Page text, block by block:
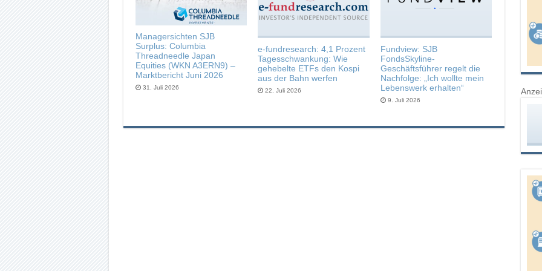
Managersichten SJB
Surplus: Columbia
Threadneedle Japan
Equities (WKN A3ERN9) –
Marktbericht Juni 2026
31. Juli 2026
e-fundresearch: 4,1 Prozent
Tagesschwankung: Wie
gehebelte ETFs den Kospi
aus der Bahn werfen
22. Juli 2026
Fundview: SJB
FondsSkyline-
Geschäftsführer regelt die
Nachfolge: „Ich wollte mein
Lebenswerk erhalten“
9. Juli 2026